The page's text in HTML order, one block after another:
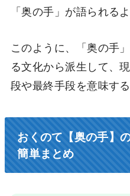
「奥の手」が語られる
このように、「奥の手
る文化から派生して、
段や最終手段を意味す
おくのて【奥の手】
簡単まとめ